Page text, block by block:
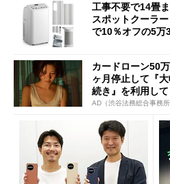
工事不要で14畳
スポットクーラ
で10％オフの5万
カードローン50
ヶ月停止して『
続き』を利用して
AD（渋谷法務総合事務所